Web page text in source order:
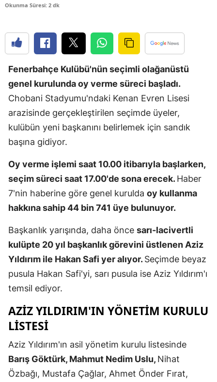
Erzurum
Eskişehir
Gaziantep
Giresun
Gümüşhane
Hakkari
Isparta
Mersin
İzmir
Kastamonu
Kırklareli
Konya
Okunma Süresi: 2 dk
Fenerbahçe Kulübü'nün seçimli olağanüstü
genel kurulunda oy verme süreci başladı.
Chobani Stadyumu'ndaki Kenan Evren Lisesi
arazisinde gerçekleştirilen seçimde üyeler,
kulübün yeni başkanını belirlemek için sandık
başına gidiyor.
Oy verme işlemi saat 10.00 itibarıyla başlarken,
seçim süreci saat 17.00'de sona erecek.Haber
7'nin haberine göre genel kurulda oy kullanma
hakkına sahip 44 bin 741 üye bulunuyor.
Başkanlık yarışında, daha önce sarı-lacivertli
kulüpte 20 yıl başkanlık görevini üstlenen Aziz
Yıldırım ile Hakan Safi yer alıyor.Seçimde beyaz
pusula Hakan Safi'yi, sarı pusula ise Aziz Yıldırım'ı
temsil ediyor.
AZIZ YILDIRIM'IN YÖNETIM KURULU
LISTESI
Aziz Yıldırım'ın asil yönetim kurulu listesinde
Barış Göktürk, Mahmut Nedim Uslu, Nihat
Özbağı, Mustafa Çağlar, Ahmet Önder Fırat,